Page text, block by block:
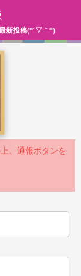
新投稿(*´▽｀*)
、通報ボタンを